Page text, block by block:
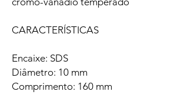
CARACTERÍSTICAS
Encaixe: SDS
Diâmetro: 10 mm
Comprimento: 160 mm